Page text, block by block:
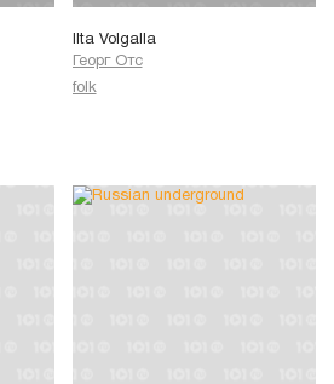
Ilta Volgalla
Георг Отс
folk